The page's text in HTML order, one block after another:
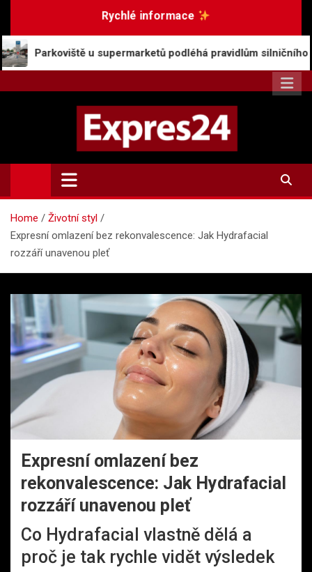
content
Rychlé informace
u supermarketů podléhá pravidlům silničního provozu
Expres24.cz
Rychlé zprávy po celý den
Home
Životní styl
Expresní omlazení bez rekonvalescence: Jak Hydrafacial
rozzáří unavenou pleť
Expresní omlazení bez
rekonvalescence: Jak Hydrafacial
rozzáří unavenou pleť
Co Hydrafacial vlastně dělá a
proč je tak rychle vidět výsledek